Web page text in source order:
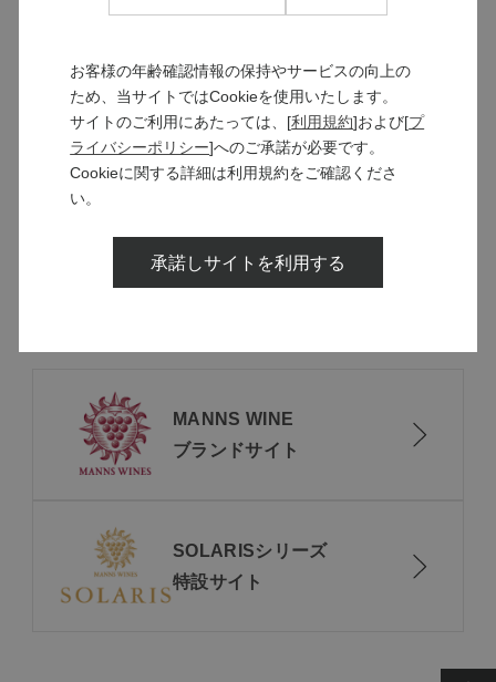
ーヴィニヨン ビオロジック
￥7,920
つづきを見る
件あります
MANNS WINE
ブランドサイト
SOLARISシリーズ
特設サイト
お客様の年齢確認情報の保持やサービスの向上の
ため、当サイトではCookieを使用いたします。
サイトのご利用にあたっては、[利用規約]および[プ
ライバシーポリシー]へのご承諾が必要です。
Cookieに関する詳細は利用規約をご確認くださ
い。
承諾しサイトを利用する